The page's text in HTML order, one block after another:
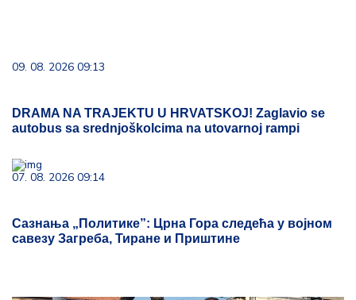
09. 08. 2026 09:13
DRAMA NA TRAJEKTU U HRVATSKOJ! Zaglavio se
autobus sa srednjoškolcima na utovarnoj rampi
07. 08. 2026 09:14
Сазнања „Политике”: Црна Гора следећа у војном
савезу Загреба, Тиране и Приштине